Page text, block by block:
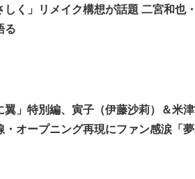
く」リメイク構想が話題 二宮和也
る
翼」特別編、寅子（伊藤沙莉）＆米
オープニング再現にファン感涙「